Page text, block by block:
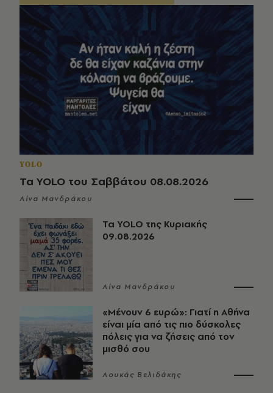
YOLO
Τα YOLO του Σαββάτου 08.08.2026
Λίνα Μανδράκου
Τα YOLO της Κυριακής
09.08.2026
Λίνα Μανδράκου
«Μένουν 6 ευρώ»: Γιατί η Αθήνα
είναι μία από τις πιο δύσκολες
πόλεις για να ζήσεις από τον
μισθό σου
Λουκάς Βελιδάκης